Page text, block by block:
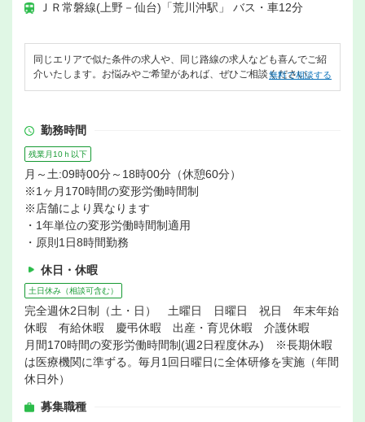
ＪＲ常磐線(上野－仙台)「荒川沖駅」 バス・車12分
同じエリアで似た条件の求人や、同じ路線の求人なども喜んでご紹
介いたします。お悩みやご希望があれば、ぜひご相談ください。
無料で相談する
勤務時間
残業月10ｈ以下
月～土:09時00分～18時00分（休憩60分）
※1ヶ月170時間の変形労働時間制
※店舗により異なります
・1年単位の変形労働時間制適用
・原則1日8時間勤務
休日・休暇
土日休み（相談可含む）
完全週休2日制（土・日） 土曜日 日曜日 祝日 年末年始
休暇 有給休暇 慶弔休暇 出産・育児休暇 介護休暇
月間170時間の変形労働時間制(週2日程度休み) ※長期休暇
は医療機関に準ずる。毎月1回日曜日に全体研修を実施（年間
休日外）
募集職種